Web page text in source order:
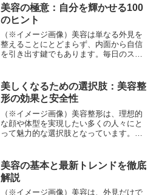
は常に重要です。今回は、最新の美容ト
レンドやネタを幅広く紹介...
美容の極意：自分を輝かせる100
のヒント
（※イメージ画像）美容は単なる外見を
整えることにとどまらず、内面から自信
を引き出す鍵でもあります。毎日のスキ
な要素が美しさに影響を与えます。この
記事では、あなたの美しさ...
美しくなるための選択肢：美容整
形の効果と安全性
（※イメージ画像）美容整形は、理想的
な顔や体型を実現したい多くの人々にと
って魅力的な選択肢となっています。自
て、年齢や性別を問わず関心が高まって
います。しかし、外見を変...
美容の基本と最新トレンドを徹底
解説
（※イメージ画像）美容は、外見だけで